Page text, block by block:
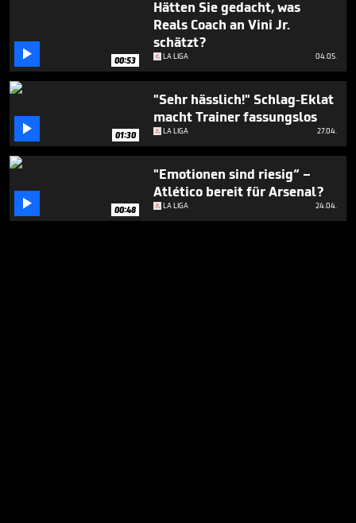
 00:53
Hätten Sie gedacht, was
Reals Coach an Vini Jr.
schätzt?
LA LIGA 04.05.
 01:30
"Sehr hässlich!" Schlag-Eklat
macht Trainer fassungslos
LA LIGA 27.04.
 00:48
"Emotionen sind riesig“ –
Atlético bereit für Arsenal?
LA LIGA 24.04.